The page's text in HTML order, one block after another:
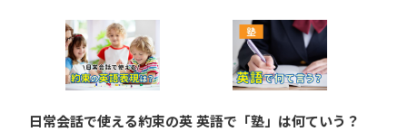
ョ
日常会話で使える約束の英英語で「塾」は何ていう？